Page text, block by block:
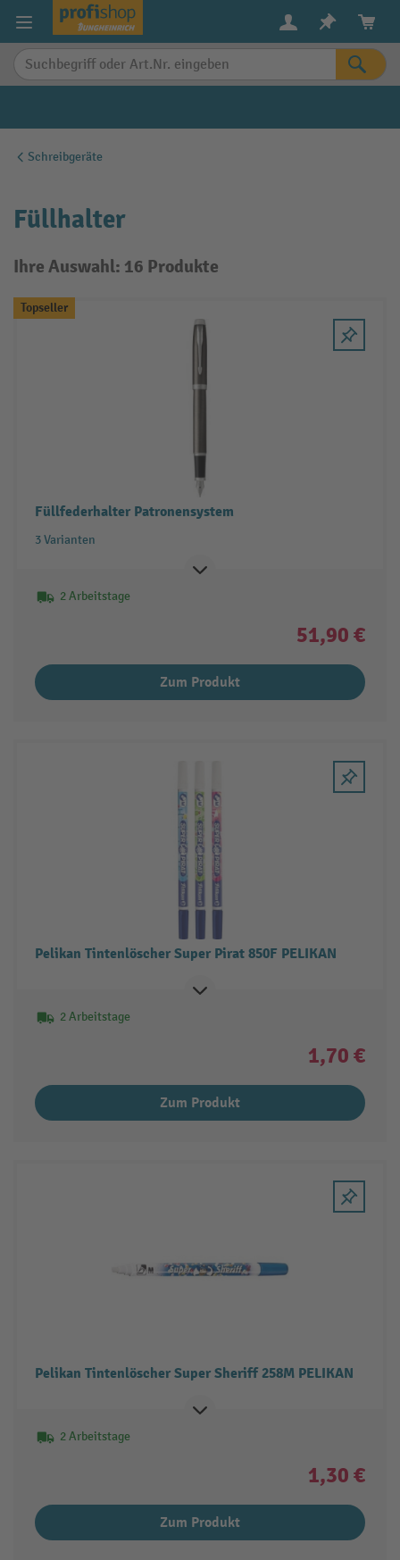
springen
Schreibgeräte
Füllhalter
Ihre Auswahl: 16 Produkte
Topseller
Füllfederhalter Patronensystem
3 Varianten
2 Arbeitstage
51,90 €
Zum Produkt
Pelikan Tintenlöscher Super Pirat 850F PELIKAN
2 Arbeitstage
1,70 €
Zum Produkt
Pelikan Tintenlöscher Super Sheriff 258M PELIKAN
2 Arbeitstage
1,30 €
Zum Produkt